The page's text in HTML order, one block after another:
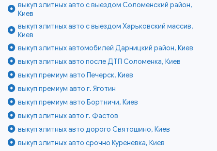
выкуп элитных авто с выездом Соломенский район,
Киев
выкуп элитных авто с выездом Харьковский массив,
Киев
выкуп элитных автомобилей Дарницкий район, Киев
выкуп элитных авто после ДТП Соломенка, Киев
выкуп премиум авто Печерск, Киев
выкуп премиум авто г. Яготин
выкуп премиум авто Бортничи, Киев
выкуп элитных авто г. Фастов
выкуп элитных авто дорого Святошино, Киев
выкуп элитных авто срочно Куреневка, Киев